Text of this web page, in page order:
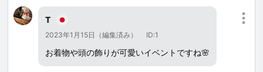
T
2023年1月15日（編集済み） ID:1
お着物や頭の飾りが可愛いイベントですね🌸